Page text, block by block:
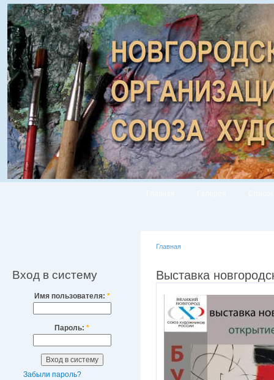
Вход в систему
Имя пользователя: *
Пароль: *
Забыли пароль?
Главная
Выставка